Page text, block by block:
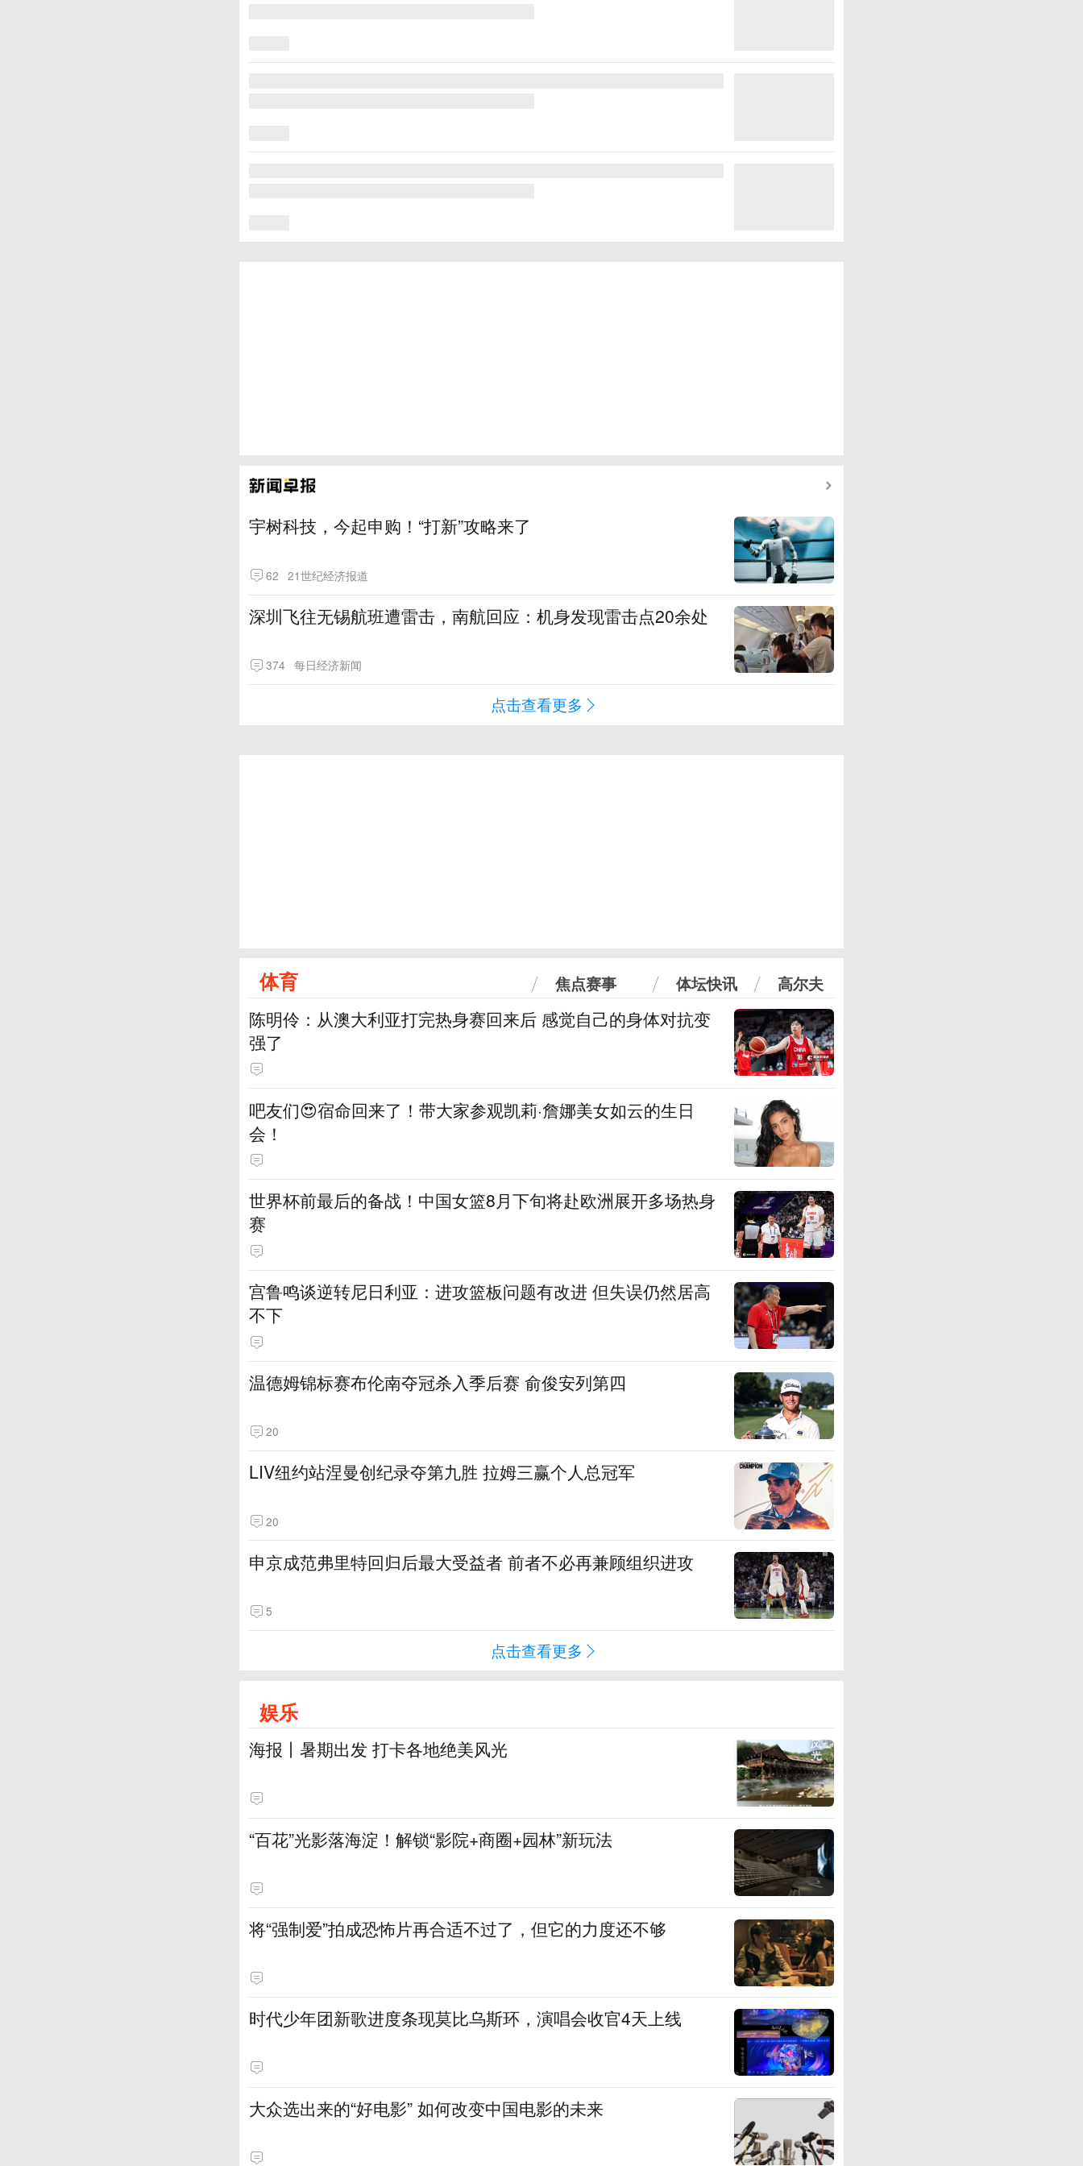
宇树科技，今起申购！“打新”攻略来了
62 21世纪经济报道
深圳飞往无锡航班遭雷击，南航回应：机身发现雷击点20余处
374 每日经济新闻
点击查看更多
体育 焦点赛事 体坛快讯 高尔夫
陈明伶：从澳大利亚打完热身赛回来后 感觉自己的身体对抗变
强了
吧友们😍宿命回来了！带大家参观凯莉·詹娜美女如云的生日
会！
世界杯前最后的备战！中国女篮8月下旬将赴欧洲展开多场热身
赛
宫鲁鸣谈逆转尼日利亚：进攻篮板问题有改进 但失误仍然居高
不下
温德姆锦标赛布伦南夺冠杀入季后赛 俞俊安列第四
20
LIV纽约站涅曼创纪录夺第九胜 拉姆三赢个人总冠军
20
申京成范弗里特回归后最大受益者 前者不必再兼顾组织进攻
5
点击查看更多
娱乐
海报丨暑期出发 打卡各地绝美风光
“百花”光影落海淀！解锁“影院+商圈+园林”新玩法
将“强制爱”拍成恐怖片再合适不过了，但它的力度还不够
时代少年团新歌进度条现莫比乌斯环，演唱会收官4天上线
大众选出来的“好电影” 如何改变中国电影的未来